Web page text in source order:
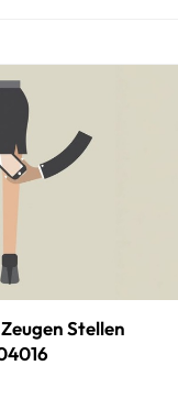
Stellen